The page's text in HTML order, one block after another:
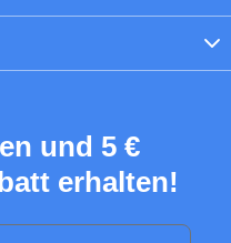
und 5 €
erhalten!